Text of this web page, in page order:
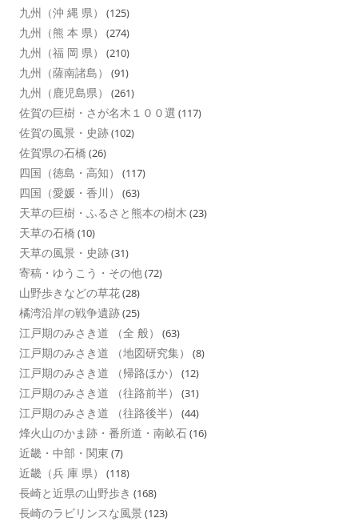
九州（沖 縄 県） (125)
九州（熊 本 県） (274)
九州（福 岡 県） (210)
九州（薩南諸島） (91)
九州（鹿児島県） (261)
佐賀の巨樹・さが名木１００選 (117)
佐賀の風景・史跡(102)
佐賀県の石橋 (26)
四国（徳島・高知） (117)
四国（愛媛・香川） (63)
天草の巨樹・ふるさと熊本の樹木 (23)
天草の石橋 (10)
天草の風景・史跡(31)
寄稿・ゆうこう・その他(72)
山野歩きなどの草花(28)
橘湾沿岸の戦争遺跡(25)
江戸期のみさき道 （全 般） (63)
江戸期のみさき道 （地図研究集） (8)
江戸期のみさき道 （帰路ほか） (12)
江戸期のみさき道 （往路前半） (31)
江戸期のみさき道 （往路後半） (44)
烽火山のかま跡・番所道・南畝石(16)
近畿・中部・関東 (7)
近畿（兵 庫 県） (118)
長崎と近県の山野歩き (168)
長崎のラビリンスな風景 (123)